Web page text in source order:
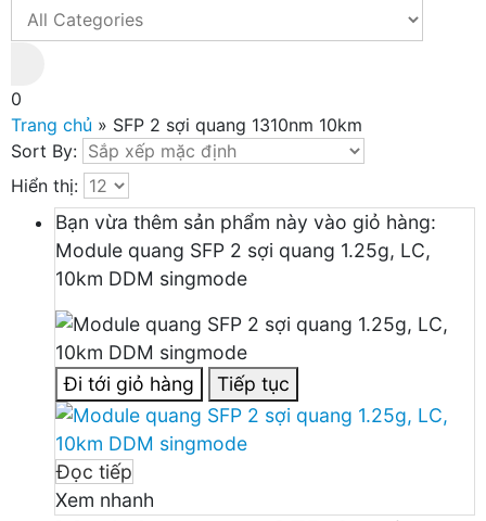
0
Trang chủ » SFP 2 sợi quang 1310nm 10km
Sort By:
Hiển thị:
Bạn vừa thêm sản phẩm này vào giỏ hàng:
Module quang SFP 2 sợi quang 1.25g, LC,
10km DDM singmode
Đi tới giỏ hàng Tiếp tục
Đọc tiếp
Xem nhanh